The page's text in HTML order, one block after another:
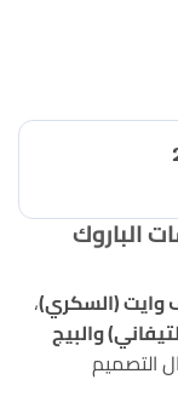
الباروك
وايت (السكري)،
والبيج
التصميم